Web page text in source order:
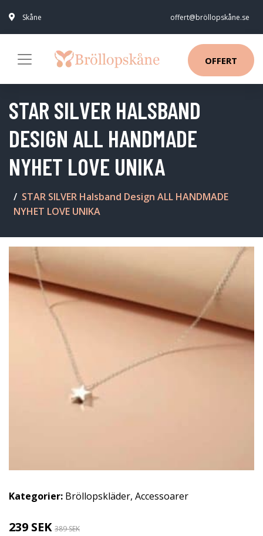
Skåne offert@bröllopskåne.se
OFFERT
STAR SILVER HALSBAND
DESIGN ALL HANDMADE
NYHET LOVE UNIKA
STAR SILVER Halsband Design ALL HANDMADE
NYHET LOVE UNIKA
Kategorier: Bröllopskläder, Accessoarer
239 SEK 389 SEK